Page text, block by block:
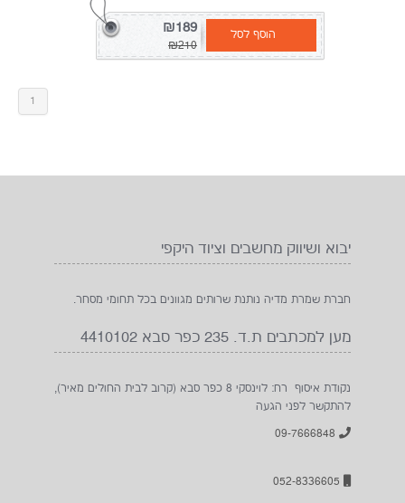
הוסף לסל ₪189
₪210
1
יבוא ושיווק מחשבים וציוד היקפי
חברת שמרת מדיה נותנת שרותים מגוונים בכל תחומי מסחר.
מען למכתבים ת.ד. 235 כפר סבא 4410102
נקודת איסוף רח: לוינסקי 8 כפר סבא (קרוב לבית החולים מאיר),
להתקשר לפני הגעה